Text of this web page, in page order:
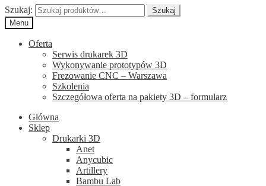
Szukaj:
Szukaj
Menu
Oferta
Serwis drukarek 3D
Wykonywanie prototypów 3D
Frezowanie CNC – Warszawa
Szkolenia
Szczegółowa oferta na pakiety 3D – formularz
Główna
Sklep
Drukarki 3D
Anet
Anycubic
Artillery
Bambu Lab